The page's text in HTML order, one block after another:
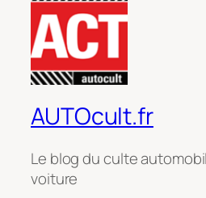
AUTOcult.fr
Le blog du culte
voiture